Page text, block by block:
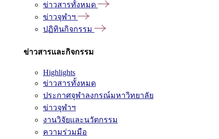
ข่าวสารทั้งหมด
ข่าวจุฬาฯ
ปฏิทินกิจกรรม
ข่าวสารและกิจกรรม
Highlights
ข่าวสารทั้งหมด
ประกาศจุฬาลงกรณ์มหาวิทยาลัย
ข่าวจุฬาฯ
งานวิจัยและนวัตกรรม
ความร่วมมือ